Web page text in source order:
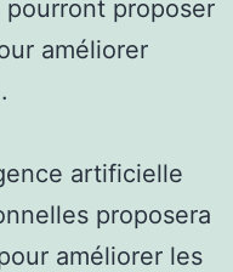
proposer
améliorer
artificielle
proposera
améliorer les